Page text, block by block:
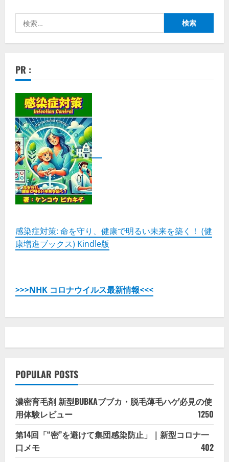
索:
PR :
感染症対策: 命を守り、健康で明るい未来を築く！ (健
康増進ブックス) Kindle版
>>>NHK コロナウイルス最新情報<<<
POPULAR POSTS
濃密育毛剤 新型BUBKAブブカ・脱毛薄毛ハゲ必見の使
用体験レビュー
1250
第14回「“密”を避けて集団感染防止」｜新型コロナ一
口メモ
402